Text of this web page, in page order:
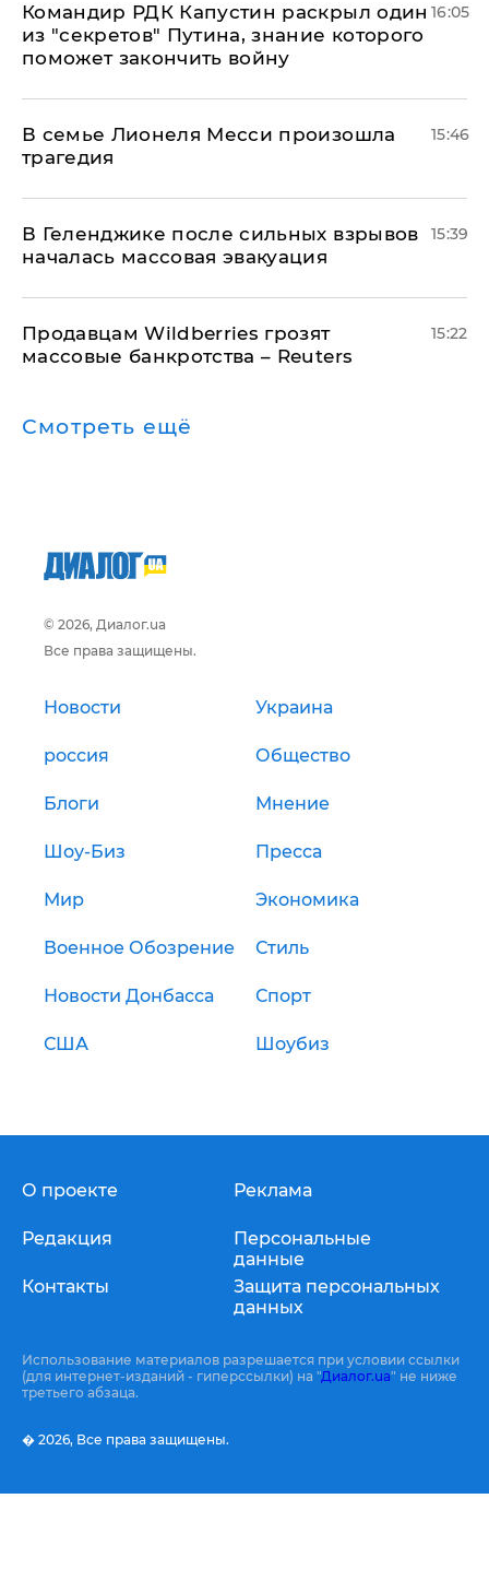
Командир РДК Капустин раскрыл один
из "секретов" Путина, знание которого
поможет закончить войну
16:05
В семье Лионеля Месси произошла
трагедия
15:46
В Геленджике после сильных взрывов
началась массовая эвакуация
15:39
Продавцам Wildberries грозят
массовые банкротства – Reuters
15:22
Смотреть ещё
© 2026, Диалог.ua
Все права защищены.
Новости Украина
россия Общество
Блоги Мнение
Шоу-Биз Пресса
Мир Экономика
Военное Обозрение Стиль
Новости Донбасса Спорт
США Шоубиз
О проекте
Редакция
Контакты
Реклама
Персональные
данные
Защита персональных
данных
Использование материалов разрешается при условии ссылки
(для интернет-изданий - гиперссылки) на "Диалог.ua" не ниже
третьего абзаца.
� 2026, Все права защищены.